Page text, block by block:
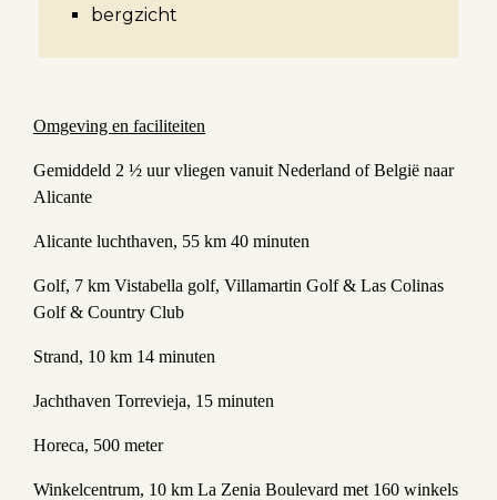
bergzicht
Omgeving en faciliteiten
Gemiddeld 2 ½ uur vliegen vanuit Nederland of België naar
Alicante
Alicante luchthaven, 55 km 40 minuten
Golf, 7 km Vistabella golf, Villamartin Golf & Las Colinas
Golf & Country Club
Strand, 10 km 14 minuten
Jachthaven Torrevieja, 15 minuten
Horeca, 500 meter
Winkelcentrum, 10 km La Zenia Boulevard met 160 winkels